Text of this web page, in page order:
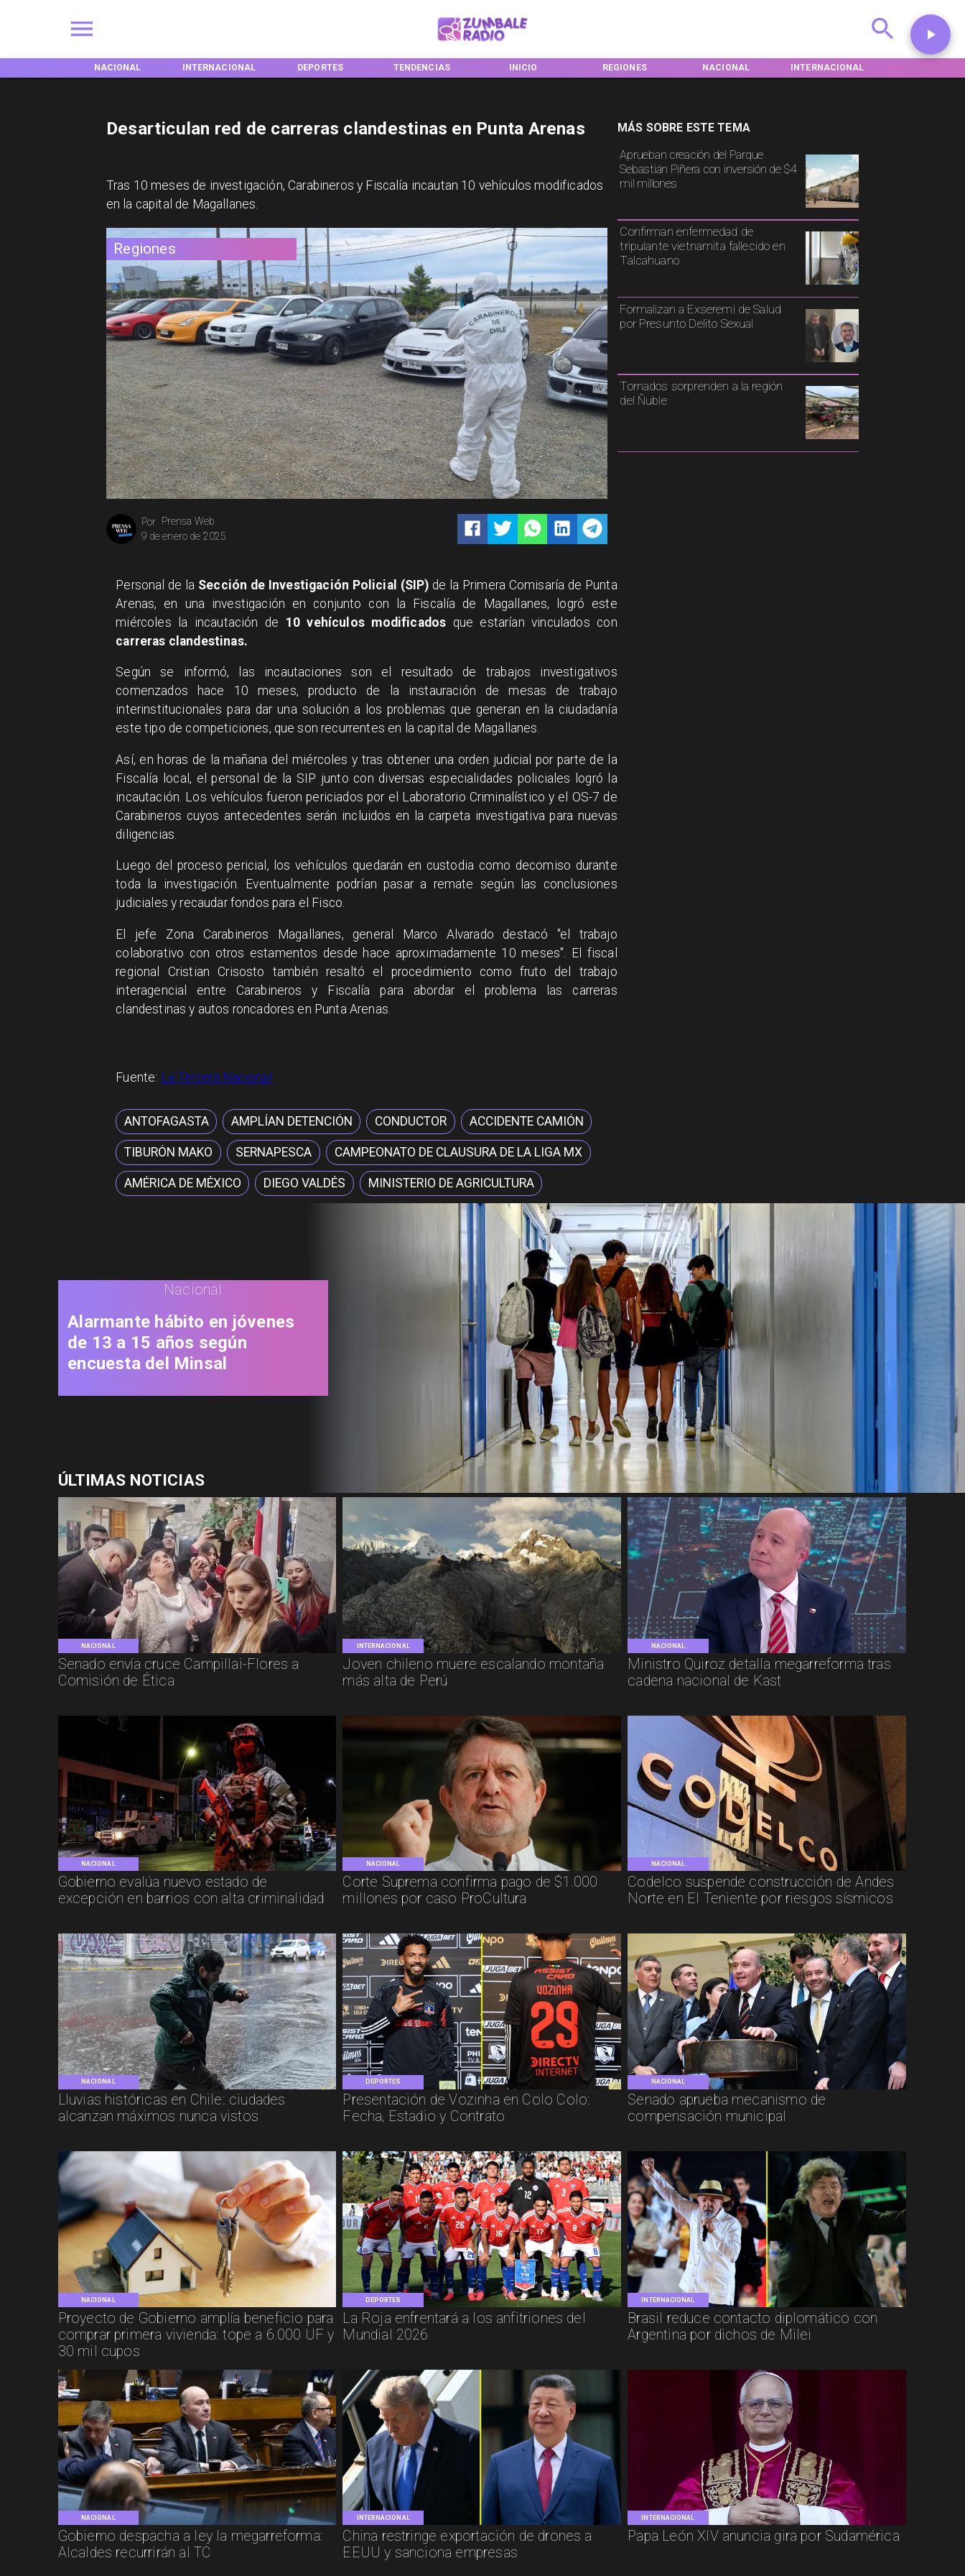
NACIONAL INTERNACIONAL DEPORTES TENDENCIAS INICIO REGIONES NACIONAL INTERNACIONAL
Regiones
Prensa Web
Por
9 de enero de 2025
Aprueban creación del Parque
Sebastián Piñera con inversión de $4
mil millones
Confirman enfermedad de
tripulante vietnamita fallecido en
Talcahuano
Formalizan a Exseremi de Salud
por Presunto Delito Sexual
Tornados sorprenden a la región
del Ñuble
MÁS SOBRE ESTE TEMA
Desarticulan red de carreras clandestinas en Punta Arenas
Tras 10 meses de investigación, Carabineros y Fiscalía incautan 10 vehículos modificados
en la capital de Magallanes.
Personal de la Sección de Investigación Policial (SIP) de la Primera Comisaría de Punta
Arenas, en una investigación en conjunto con la Fiscalía de Magallanes, logró este
miércoles la incautación de 10 vehículos modificados que estarían vinculados con
carreras clandestinas.
Según se informó, las incautaciones son el resultado de trabajos investigativos
comenzados hace 10 meses, producto de la instauración de mesas de trabajo
interinstitucionales para dar una solución a los problemas que generan en la ciudadanía
este tipo de competiciones, que son recurrentes en la capital de Magallanes.
Así, en horas de la mañana del miércoles y tras obtener una orden judicial por parte de la
Fiscalía local, el personal de la SIP junto con diversas especialidades policiales logró la
incautación. Los vehículos fueron periciados por el Laboratorio Criminalístico y el OS-7 de
Carabineros cuyos antecedentes serán incluidos en la carpeta investigativa para nuevas
diligencias.
Luego del proceso pericial, los vehículos quedarán en custodia como decomiso durante
toda la investigación. Eventualmente podrían pasar a remate según las conclusiones
judiciales y recaudar fondos para el Fisco.
El jefe Zona Carabineros Magallanes, general Marco Alvarado destacó "el trabajo
colaborativo con otros estamentos desde hace aproximadamente 10 meses". El fiscal
regional Cristian Crisosto también resaltó el procedimiento como fruto del trabajo
interagencial entre Carabineros y Fiscalía para abordar el problema las carreras
clandestinas y autos roncadores en Punta Arenas.
Fuente: La Tercera Nacional
ANTOFAGASTA AMPLÍAN DETENCIÓN CONDUCTOR ACCIDENTE CAMIÓN
TIBURÓN MAKO SERNAPESCA CAMPEONATO DE CLAUSURA DE LA LIGA MX
AMÉRICA DE MÉXICO DIEGO VALDÉS MINISTERIO DE AGRICULTURA
NACIONAL
Senado envía cruce Campillai-Flores a
Comisión de Ética
INTERNACIONAL
Joven chileno muere escalando montaña
más alta de Perú
NACIONAL
Ministro Quiroz detalla megarreforma tras
cadena nacional de Kast
NACIONAL
Gobierno evalúa nuevo estado de
excepción en barrios con alta criminalidad
NACIONAL
Corte Suprema confirma pago de $1.000
millones por caso ProCultura
NACIONAL
Codelco suspende construcción de Andes
Norte en El Teniente por riesgos sísmicos
NACIONAL
Lluvias históricas en Chile: ciudades
alcanzan máximos nunca vistos
DEPORTES
Presentación de Vozinha en Colo Colo:
Fecha, Estadio y Contrato
NACIONAL
Senado aprueba mecanismo de
compensación municipal
NACIONAL
Proyecto de Gobierno amplía beneficio para
comprar primera vivienda: tope a 6.000 UF y
30 mil cupos
DEPORTES
La Roja enfrentará a los anfitriones del
Mundial 2026
INTERNACIONAL
Brasil reduce contacto diplomático con
Argentina por dichos de Milei
NACIONAL
Gobierno despacha a ley la megarreforma:
Alcaldes recurrirán al TC
INTERNACIONAL
China restringe exportación de drones a
EEUU y sanciona empresas
INTERNACIONAL
Papa León XIV anuncia gira por Sudamérica
Nacional
Alarmante hábito en jóvenes
de 13 a 15 años según
encuesta del Minsal
ÚLTIMAS NOTICIAS